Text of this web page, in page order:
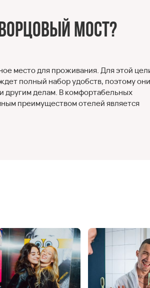
мост?
место для проживания. Для этой
полный набор удобств, поэтому они
другим делам. В комфортабельных
преимуществом отелей является